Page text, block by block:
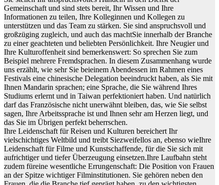
Gemeinschaft und sind stets bereit, Ihr Wissen und Ihre
Informationen zu teilen, Ihre Kolleginnen und Kollegen zu
unterstützen und das Team zu stärken. Sie sind anspruchsvoll und
großzüging zugleich, und auch das machtSie innerhalb der Branche
zu einer geachteten und beliebten Persönlichkeit. Ihre Neugier und
Ihre Kulturoffenheit sind bemerkenswert: So sprechen Sie zum
Beispiel mehrere Fremdsprachen. In diesem Zusammenhang wurde
uns erzählt, wie sehr Sie beieinem Abendessen im Rahmen eines
Festivals eine chinesische Delegation beeindruckt haben, als Sie mit
Ihnen Mandarin sprachen; eine Sprache, die Sie während Ihres
Studiums erlernt und in Taiwan perfektioniert haben. Und natürlich
darf das Französische nicht unerwähnt bleiben, das, wie Sie selbst
sagen, Ihre Arbeitssprache ist und Ihnen sehr am Herzen liegt, und
das Sie im Übrigen perfekt beherrschen.
Ihre Leidenschaft für Reisen und Kulturen bereichert Ihr
vielschichtiges Weltbild und treibt Siezweifellos an, ebenso wieIhre
Leidenschaft für Filme und Kunstschaffende, für die Sie sich mit
aufrichtiger und tiefer Überzeugung einsetzen.Ihre Laufbahn steht
zudem füreine wesentliche Errungenschaft: Die Position von Frauen
an der Spitze wichtiger Filminstitutionen. Sie gehören neben den